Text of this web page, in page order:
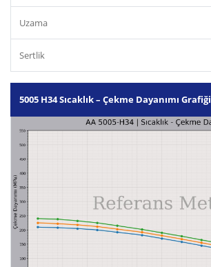
Uzama
Sertlik
5005 H34 Sıcaklık – Çekme Dayanımı Grafiği